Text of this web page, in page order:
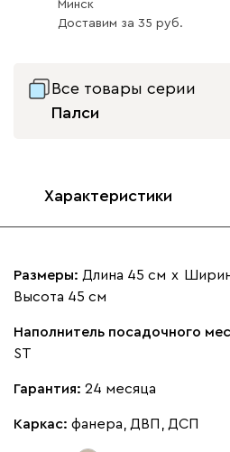
130 690
Альтеа
Минск
Доставим за 35
Все товары серии
Палси
Характеристики
Размеры: Длина 45 см х
Высота 45 см
Наполнитель посадочного
ST
Гарантия: 24 месяца
Каркас: фанера, ДВП, ДСП